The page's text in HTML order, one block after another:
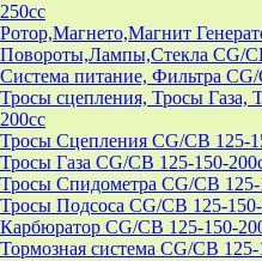
250cc
Ротор,Магнето,Магнит
Повороты,Лампы,Стекла CG/
Система питание, Фильтра
Тросы сцепления, Тросы Газа,
200cc
Тросы Сцепления CG/CB 125-
Тросы Газа CG/CB 125-150-
Тросы Спидометра CG/CB 125-
Тросы Подсоса CG/CB 125-
Карбюратор CG/CB 125-150-
Тормозная система CG/CB